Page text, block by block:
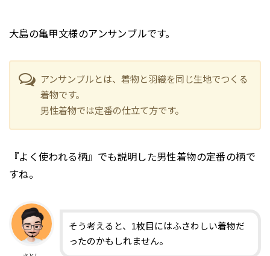
大島の亀甲文様のアンサンブルです。
アンサンブルとは、着物と羽織を同じ生地でつくる
着物です。
男性着物では定番の仕立て方です。
『よく使われる柄』でも説明した男性着物の定番の柄で
すね。
そう考えると、1枚目にはふさわしい着物だ
ったのかもしれません。